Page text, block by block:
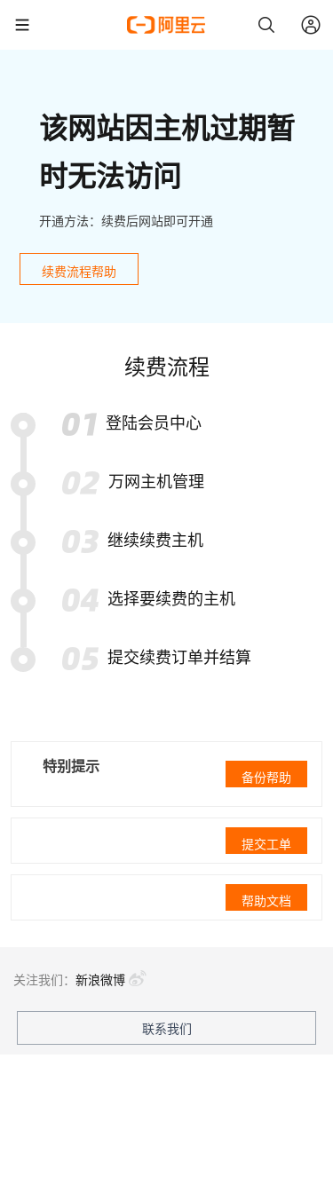
该网站因主机过期暂
时无法访问
开通方法：续费后网站即可开通
续费流程帮助
续费流程
登陆会员中心
万网主机管理
继续续费主机
选择要续费的主机
提交续费订单并结算
特别提示
备份帮助
提交工单
帮助文档